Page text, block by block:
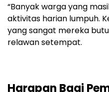
“Banyak warga yang
aktivitas harian lumpuh.
yang sangat mereka
relawan setempat.
Harapan Bagi